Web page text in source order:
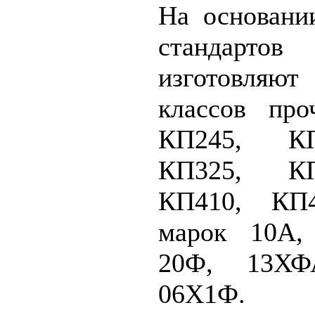
На
классов
КП245,
КП325,
КП410,
марок
20Ф,
06Х1Ф.